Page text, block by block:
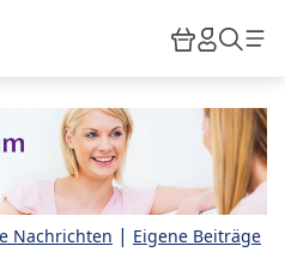
HiPP
Nachrichten | Eigene Beiträge